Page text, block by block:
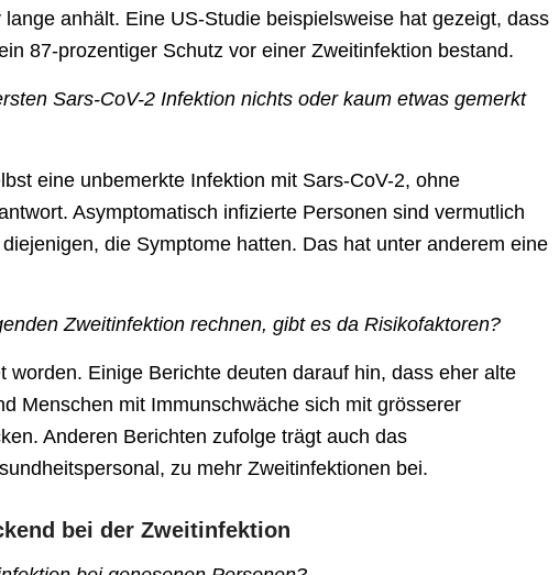
anhält. Eine US-Studie beispielsweise hat gezeigt, dass
87-prozentiger Schutz vor einer Zweitinfektion bestand.
Sars-CoV-2 Infektion nichts oder kaum etwas gemerkt
eine unbemerkte Infektion mit Sars-CoV-2, ohne
Asymptomatisch infizierte Personen sind vermutlich
die Symptome hatten. Das hat unter anderem eine
Zweitinfektion rechnen, gibt es da Risikofaktoren?
Einige Berichte deuten darauf hin, dass eher alte
Menschen mit Immunschwäche sich mit grösserer
Anderen Berichten zufolge trägt auch das
zu mehr Zweitinfektionen bei.
bei der Zweitinfektion